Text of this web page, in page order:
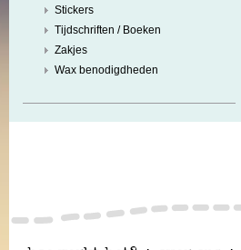
Stickers
Tijdschriften / Boeken
Zakjes
Wax benodigdheden